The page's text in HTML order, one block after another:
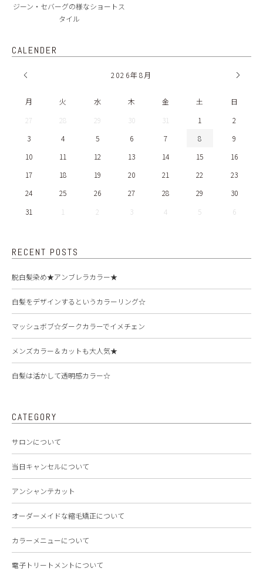
ジーン・セバーグの様なショートス
タイル
CALENDER
2026年8月
月 火 水 木 金 土
日
27
28 29 30 31 1
2
3
4 5 6 7 8
9
10
11 12 13 14 15
16
17
18 19 20 21 22
23
24
25 26 27 28 29
30
31
1 2 3 4 5 6
RECENT POSTS
脱白髪染め★アンブレラカラー★
白髪をデザインするというカラーリング☆
マッシュボブ☆ダークカラーでイメチェン
メンズカラー＆カットも大人気★
白髪は活かして透明感カラー☆
CATEGORY
サロンについて
当日キャンセルについて
アンシャンテカット
オーダーメイドな縮毛矯正について
カラーメニューについて
電子トリートメントについて